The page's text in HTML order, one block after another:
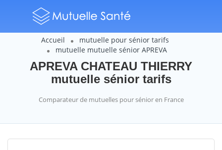
Accueil
mutuelle pour sénior tarifs
mutuelle mutuelle sénior APREVA
APREVA CHATEAU THIERRY
mutuelle sénior tarifs
Comparateur de mutuelles pour sénior en France